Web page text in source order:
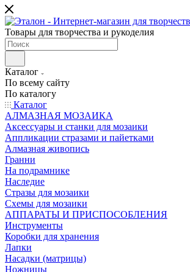
Товары для творчества и рукоделия
Каталог
По всему сайту
По каталогу
Каталог
АЛМАЗНАЯ МОЗАИКА
Аксессуары и станки для мозаики
Аппликации стразами и пайетками
Алмазная живопись
Гранни
На подрамнике
Наследие
Стразы для мозаики
Схемы для мозаики
АППАРАТЫ И ПРИСПОСОБЛЕНИЯ
Инструменты
Коробки для хранения
Лапки
Насадки (матрицы)
Ножницы